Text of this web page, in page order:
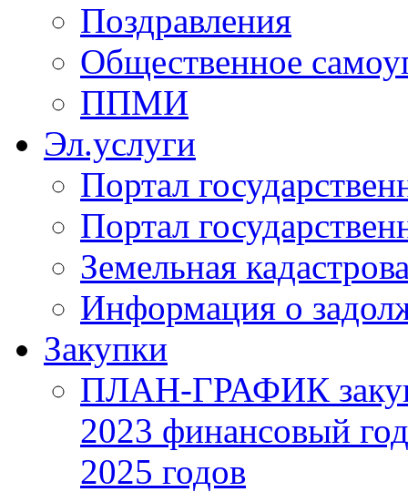
Поздравления
Общественное
ППМИ
Эл.услуги
Портал
Портал
Земельная
Информация о
Закупки
ПЛАН-ГРАФИК
2023 финансовый
2025 годов